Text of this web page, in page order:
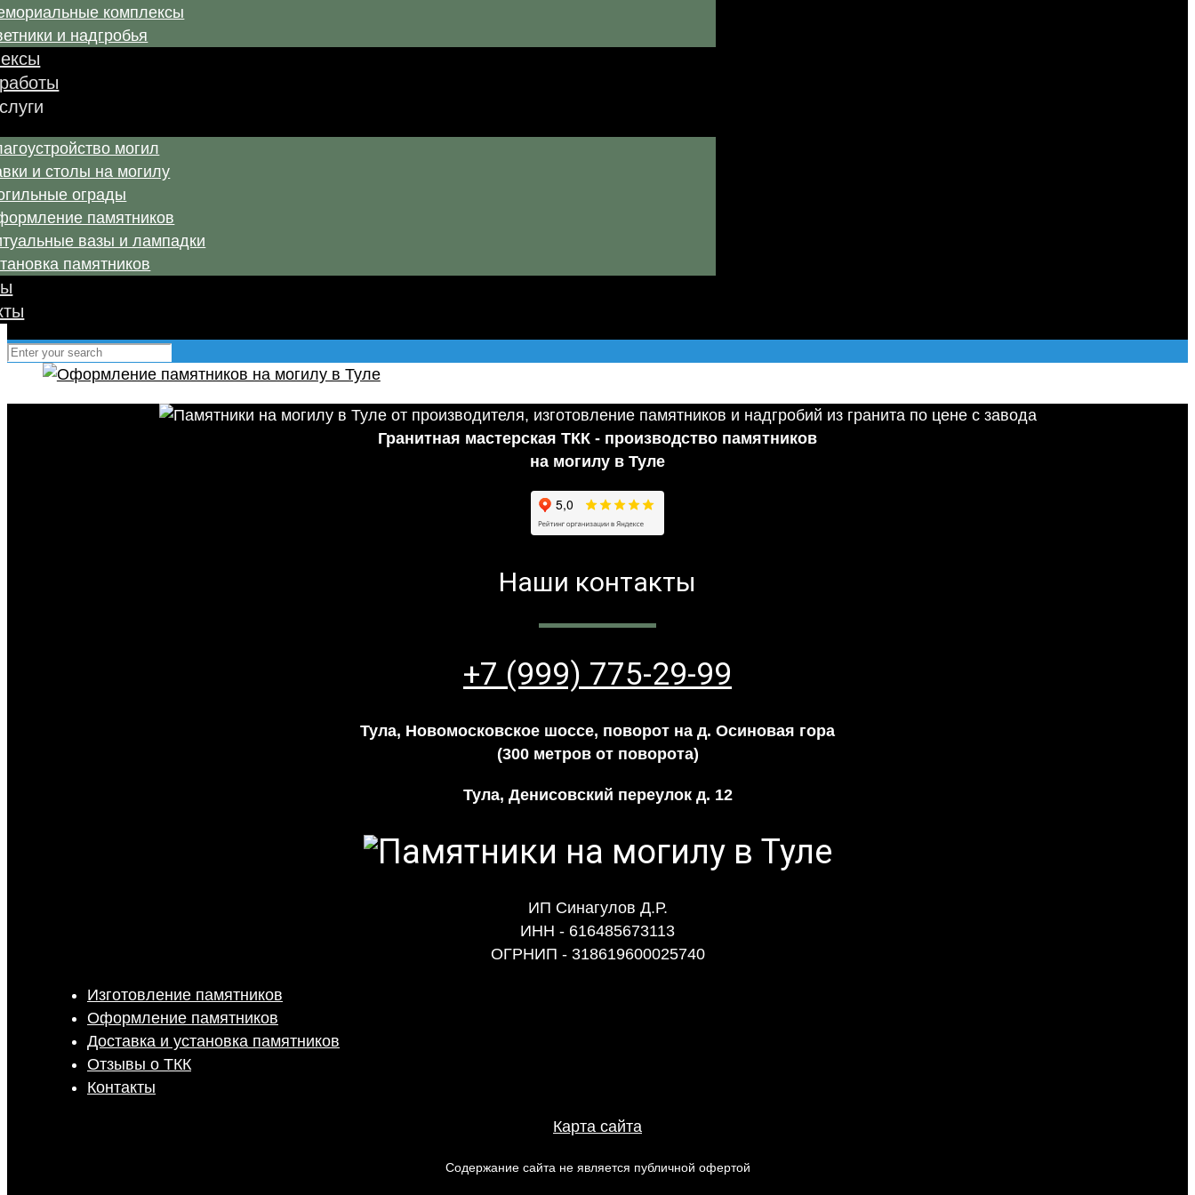
комплексы
и надгробья
могил
и столы на могилу
ограды
памятников
вазы и лампадки
памятников
Гранитная мастерская ТКК - производство памятников
на могилу в Туле
Наши контакты
+7 (999) 775-29-99
Тула, Новомосковское шоссе, поворот на д. Осиновая гора
(300 метров от поворота)
Тула, Денисовский переулок д. 12
ИП Синагулов Д.Р.
ИНН - 616485673113
ОГРНИП - 318619600025740
Изготовление памятников
Оформление памятников
Доставка и установка памятников
Отзывы о ТКК
Контакты
Карта сайта
Содержание сайта не является публичной офертой